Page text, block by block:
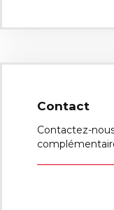
Contact
Contactez-